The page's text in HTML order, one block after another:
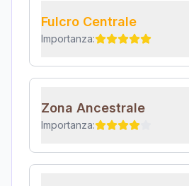
Fulcro Centrale
Importanza:
Zona Ancestrale
Importanza: